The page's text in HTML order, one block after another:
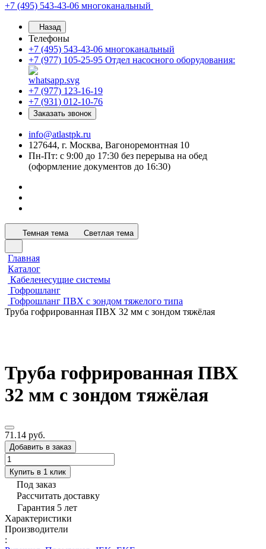
+7 (495) 543-43-06 многоканальный
Назад
Телефоны
+7 (495) 543-43-06 многоканальный
+7 (977) 105-25-95 Отдел насосного оборудования:
+7 (977) 123-16-19
+7 (931) 012-10-76
Заказать звонок
info@atlastpk.ru
127644, г. Москва, Вагоноремонтная 10
Пн-Пт: с 9:00 до 17:30 без перерыва на обед
(оформление документов до 16:30)
Темная тема Светлая тема
Главная
Каталог
Кабеленесущие системы
Гофрошланг
Гофрошланг ПВХ с зондом тяжелого типа
Труба гофрированная ПВХ 32 мм с зондом тяжёлая
Труба гофрированная ПВХ
32 мм с зондом тяжёлая
71.14 руб.
Добавить в заказ
Купить в 1 клик
Под заказ
Рассчитать доставку
Гарантия 5 лет
Характеристики
Производители
: